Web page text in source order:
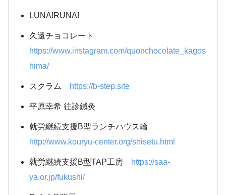
LUNA!RUNA!
久遠チョコレート
https://www.instagram.com/quonchocolate_kagos
hima/
スクラム https://b-step.site
平原幸希 往診鍼灸
就労継続支援B型ランチハウス輪
http://www.kouryu-center.org/shisetu.html
就労継続支援B型TAP工房
https://saa-
ya.or.jp/fukushi/